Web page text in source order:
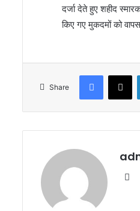
दर्जा देते हुए शहीद
किए गए मुकदमों को
Share
Facebook
X